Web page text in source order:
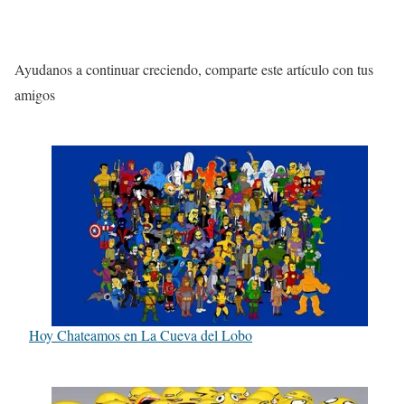
Ayudanos a continuar creciendo, comparte este artículo con tus
amigos
Hoy Chateamos en La Cueva del Lobo